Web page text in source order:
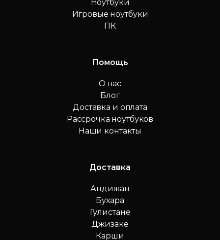
Ноутбуки
Игровые ноутбуки
ПК
Помощь
О нас
Блог
Доставка и оплата
Рассрочка ноутбуков
Наши контакты
Доставка
Андижан
Бухара
Гулистане
Джизаке
Карши